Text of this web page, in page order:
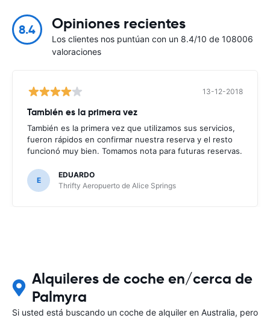
8.4 Opiniones recientes
Los clientes nos puntúan con un 8.4/10 de 108006
valoraciones
13-12-2018
También es la primera vez
También es la primera vez que utilizamos sus servicios,
fueron rápidos en confirmar nuestra reserva y el resto
funcionó muy bien. Tomamos nota para futuras reservas.
E
EDUARDO
Thrifty Aeropuerto de Alice Springs
Alquileres de coche en/cerca de
Palmyra
Si usted está buscando un coche de alquiler en Australia, pero